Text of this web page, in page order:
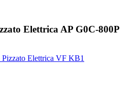
Elettrica AP G0C-800P